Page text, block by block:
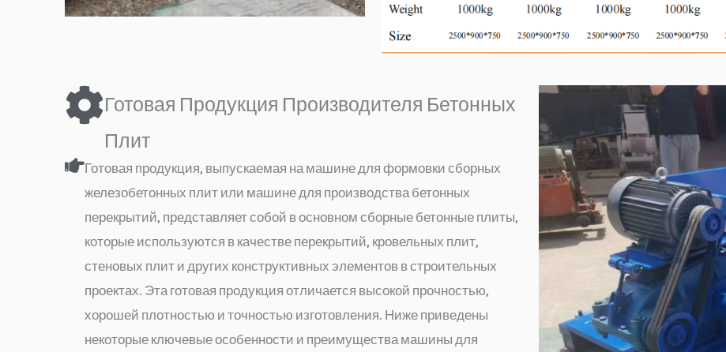
Готовая Продукция Производителя Бетонных
Плит
Готовая продукция, выпускаемая на машине для формовки сборных
железобетонных плит или машине для производства бетонных
перекрытий, представляет собой в основном сборные бетонные плиты,
которые используются в качестве перекрытий, кровельных плит,
стеновых плит и других конструктивных элементов в строительных
проектах. Эта готовая продукция отличается высокой прочностью,
хорошей плотностью и точностью изготовления. Ниже приведены
некоторые ключевые особенности и преимущества машины для